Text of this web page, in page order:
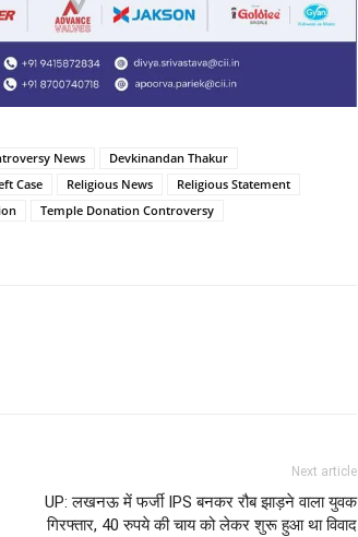
News
Devkinandan Thakur
Case Religious News
Religious Statement
Temple Donation Controversy
Next article
UP: लखनऊ में फर्जी IPS बनकर रौब झाड़ने वाला युवक
गिरफ्तार, 40 रुपये की चाय को लेकर शुरू हुआ था विवाद